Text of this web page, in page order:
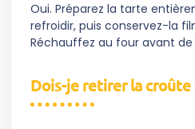
Oui. Préparez la tarte
refroidir, puis conservez-la
Réchauffez au four avant de
Dois-je retirer la croûte